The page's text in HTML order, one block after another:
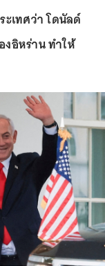
เทศว่า โดนัลด์
อิหร่าน ทำให้